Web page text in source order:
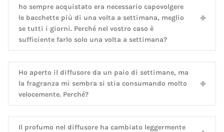
ho sempre acquistato era necessario capovolgere
le bacchette più di una volta a settimana, meglio
se tutti i giorni. Perché nel vostro caso è
sufficiente farlo solo una volta a settimana?
Ho aperto il diffusore da un paio di settimane, ma
la fragranza mi sembra si stia consumando molto
velocemente. Perché?
Il profumo nel diffusore ha cambiato leggermente